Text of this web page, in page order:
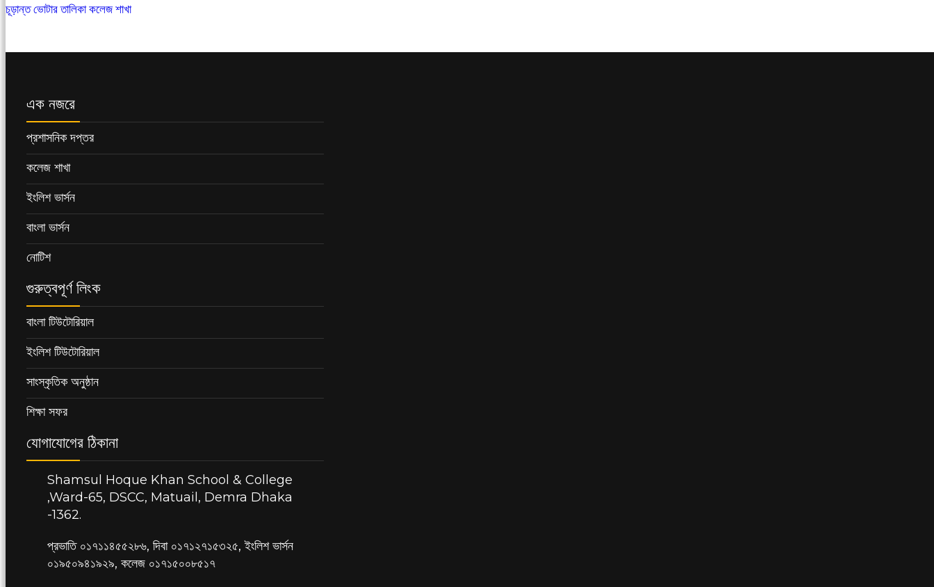
চূড়ান্ত ভোটার তালিকা কলেজ শাখা
এক নজরে
প্রশাসনিক দপ্তর
কলেজ শাখা
ইংলিশ ভার্সন
বাংলা ভার্সন
নোটিশ
গুরুত্বপূর্ণ লিংক
বাংলা টিউটোরিয়াল
ইংলিশ টিউটোরিয়াল
সাংস্কৃতিক অনুষ্ঠান
শিক্ষা সফর
যোগাযোগের ঠিকানা
Shamsul Hoque Khan School & College
,Ward-65, DSCC, Matuail, Demra Dhaka
-1362.
প্রভাতি ০১৭১১৪৫৫২৮৬, দিবা ০১৭১২৭১৫৩২৫, ইংলিশ ভার্সন
০১৯৫০৯৪১৯২৯, কলেজ ০১৭১৫০০৮৫১৭